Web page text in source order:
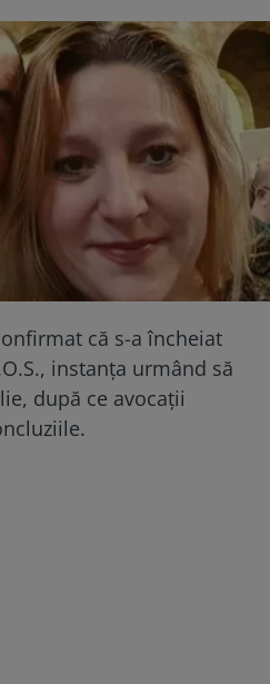
că s-a încheiat
instanța urmând să
după ce avocații